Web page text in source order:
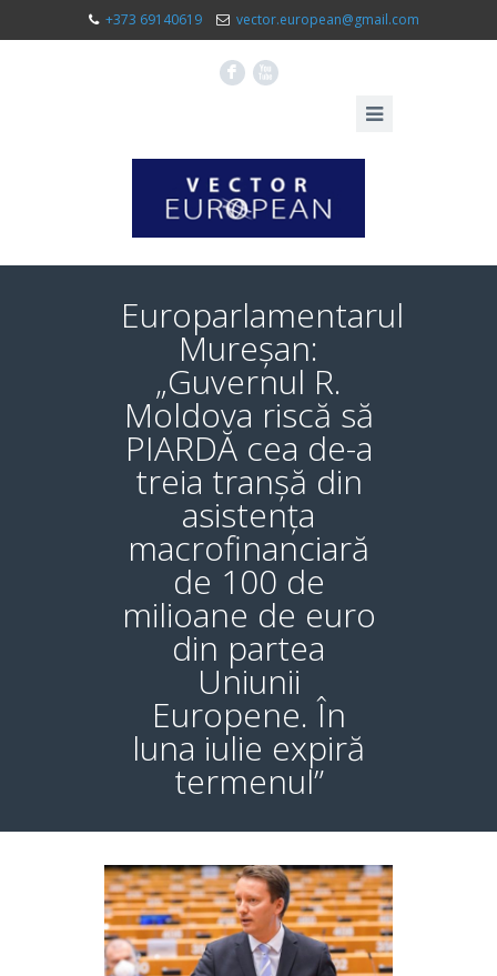
+373 69140619 vector.european@gmail.com
F X
Europarlamentarul
Mureșan:
„Guvernul R.
Moldova riscă să
PIARDĂ cea de-a
treia tranșă din
asistența
macrofinanciară
de 100 de
milioane de euro
din partea
Uniunii
Europene. În
luna iulie expiră
termenul”